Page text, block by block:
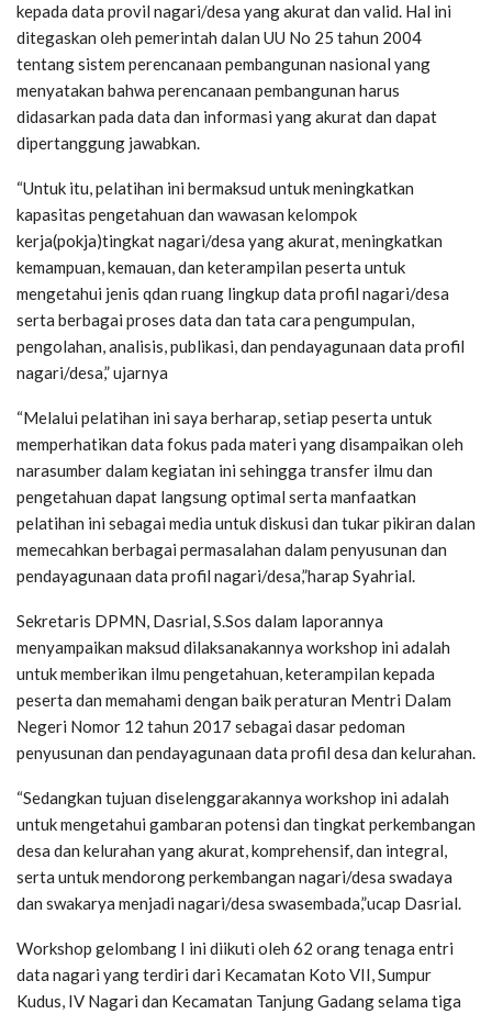
kepada data provil nagari/desa yang akurat dan valid. Hal ini
ditegaskan oleh pemerintah dalan UU No 25 tahun 2004
tentang sistem perencanaan pembangunan nasional yang
menyatakan bahwa perencanaan pembangunan harus
didasarkan pada data dan informasi yang akurat dan dapat
dipertanggung jawabkan.
“Untuk itu, pelatihan ini bermaksud untuk meningkatkan
kapasitas pengetahuan dan wawasan kelompok
kerja(pokja)tingkat nagari/desa yang akurat, meningkatkan
kemampuan, kemauan, dan keterampilan peserta untuk
mengetahui jenis qdan ruang lingkup data profil nagari/desa
serta berbagai proses data dan tata cara pengumpulan,
pengolahan, analisis, publikasi, dan pendayagunaan data profil
nagari/desa,” ujarnya
“Melalui pelatihan ini saya berharap, setiap peserta untuk
memperhatikan data fokus pada materi yang disampaikan oleh
narasumber dalam kegiatan ini sehingga transfer ilmu dan
pengetahuan dapat langsung optimal serta manfaatkan
pelatihan ini sebagai media untuk diskusi dan tukar pikiran dalan
memecahkan berbagai permasalahan dalam penyusunan dan
pendayagunaan data profil nagari/desa,”harap Syahrial.
Sekretaris DPMN, Dasrial, S.Sos dalam laporannya
menyampaikan maksud dilaksanakannya workshop ini adalah
untuk memberikan ilmu pengetahuan, keterampilan kepada
peserta dan memahami dengan baik peraturan Mentri Dalam
Negeri Nomor 12 tahun 2017 sebagai dasar pedoman
penyusunan dan pendayagunaan data profil desa dan kelurahan.
“Sedangkan tujuan diselenggarakannya workshop ini adalah
untuk mengetahui gambaran potensi dan tingkat perkembangan
desa dan kelurahan yang akurat, komprehensif, dan integral,
serta untuk mendorong perkembangan nagari/desa swadaya
dan swakarya menjadi nagari/desa swasembada,”ucap Dasrial.
Workshop gelombang I ini diikuti oleh 62 orang tenaga entri
data nagari yang terdiri dari Kecamatan Koto VII, Sumpur
Kudus, IV Nagari dan Kecamatan Tanjung Gadang selama tiga